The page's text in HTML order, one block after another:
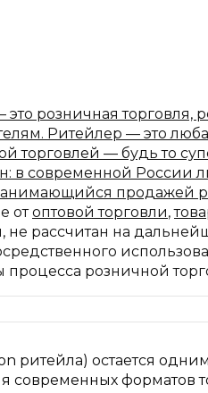
это розничная торговля,
Ритейлер — это
торговлей — будь то
в современной России
продажей
отоптовой торговли,
не рассчитан на
процесса розничной
ритейла) остается
современных